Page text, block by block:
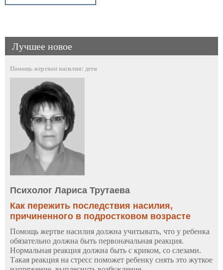
Лучшее новое
Помощь жертвам насилия: дети
Психолог Лариса Трутаева
Как пережить последствия насилия,
причиненного в подростковом возрасте
Помощь жертве насилия должна учитывать, что у ребенка
обязательно должна быть первоначальная реакция.
Нормальная реакция должна быть с криком, со слезами.
Такая реакция на стресс поможет ребенку снять это жуткое